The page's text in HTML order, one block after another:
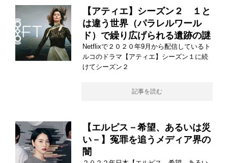
【アティエ】シーズン２ １と
は違う世界（パラレルワール
ド）で繰り広げられる遺跡の謎
Netflixで２０２０年9月から配信しているト
ルコのドラマ【アティエ】シーズン１に続
けてシーズン２
記事を読む
【エルピス－希望、あるいは災
い－】冤罪を追うメディア界の
闇